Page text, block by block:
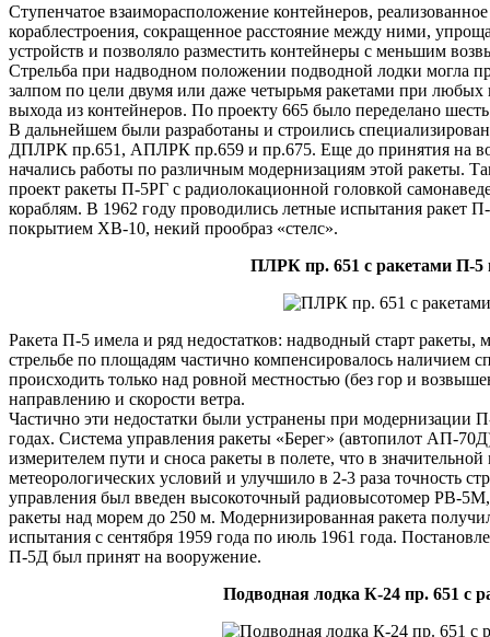
Ступенчатое взаиморасположение контейнеров,
кораблестроения, сокращенное расстояние между ними,
устройств и позволяло разместить контейнеры с меньшим
Стрельба при надводном положении подводной лодки могла
залпом по цели двумя или даже четырьмя ракетами при любых
выхода из контейнеров. По проекту 665 было переделано
В дальнейшем были разработаны и строились
ДПЛРК пр.651, АПЛРК пр.659 и пр.675. Еще до принятия на
начались работы по различным модернизациям этой ракеты.
проект ракеты П-5РГ с радиолокационной головкой
кораблям. В 1962 году проводились летные испытания ракет
покрытием ХВ-10, некий прообраз «стелс».
ПЛРК пр. 651 с ракетами П-5
Ракета П-5 имела и ряд недостатков: надводный старт ракеты,
стрельбе по площадям частично компенсировалось наличием
происходить только над ровной местностью (без гор и
направлению и скорости ветра.
Частично эти недостатки были устранены при модернизации
годах. Система управления ракеты «Берег» (автопилот АП-
измерителем пути и сноса ракеты в полете, что в значительной
метеорологических условий и улучшило в 2-3 раза точность
управления был введен высокоточный радиовысотомер РВ-5М,
ракеты над морем до 250 м. Модернизированная ракета
испытания с сентября 1959 года по июль 1961 года.
П-5Д был принят на вооружение.
Подводная лодка К-24 пр. 651 с